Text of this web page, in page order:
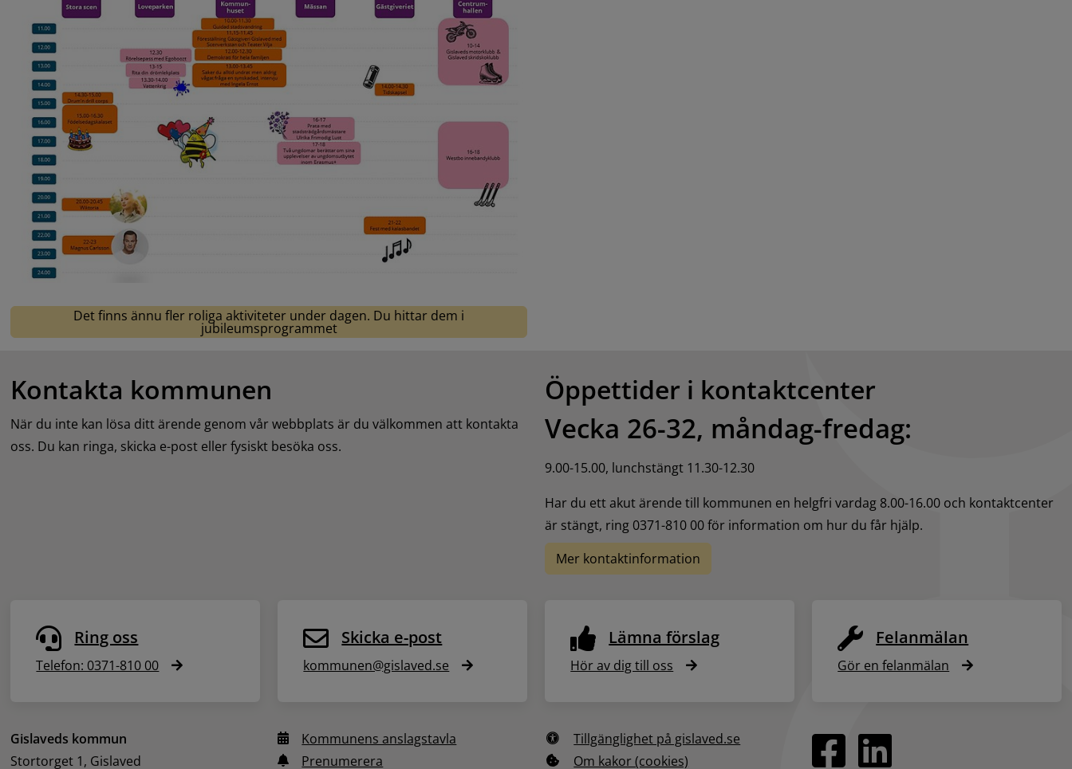
Det finns ännu fler roliga aktiviteter under dagen. Du hittar dem i
jubileumsprogrammet
Kontakta kommunen
När du inte kan lösa ditt ärende genom vår webbplats är du välkommen att kontakta
oss. Du kan ringa, skicka e-post eller fysiskt besöka oss.
Öppettider i kontaktcenter
Vecka 26-32, måndag-fredag:
9.00-15.00, lunchstängt 11.30-12.30
Har du ett akut ärende till kommunen en helgfri vardag 8.00-16.00 och kontaktcenter
är stängt, ring 0371-810 00 för information om hur du får hjälp.
Mer kontaktinformation
Ring oss
Telefon: 0371-810 00
Skicka e-post
kommunen@gislaved.se
Lämna förslag
Hör av dig till oss
Felanmälan
Gör en felanmälan
Gislaveds kommun
Stortorget 1, Gislaved
Kommunens anslagstavla
Prenumerera
Tillgänglighet på gislaved.se
Om kakor (cookies)